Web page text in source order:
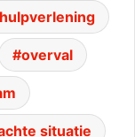
overval
situatie